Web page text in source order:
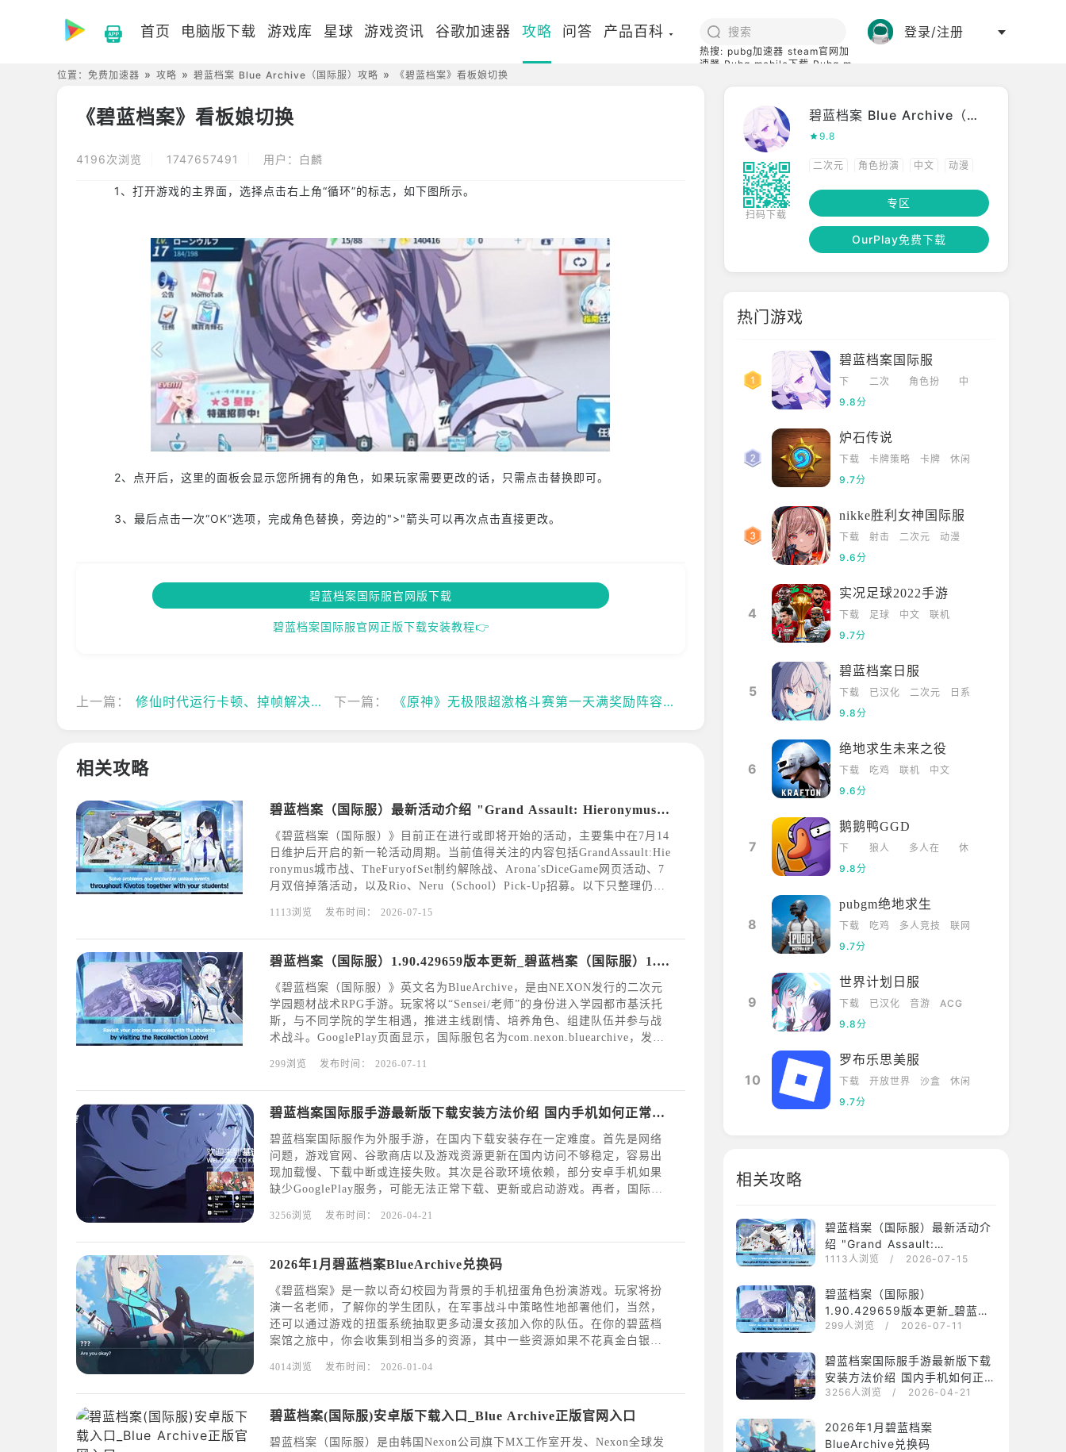
首页 电脑版下载 游戏库 星球 游戏资讯 谷歌加速器 攻略 问答 产品百科
热搜: pubg加速器 steam官网加
速器 Pubg mobile下载 Pubg m
登录/注册
位置： 免费加速器 攻略 碧蓝档案 Blue Archive（国际服）攻略 《碧蓝档案》看板娘切换
《碧蓝档案》看板娘切换
4196次浏览 1747657491 用户：白麟
1、打开游戏的主界面，选择点击右上角“循环”的标志，如下图所示。
2、点开后，这里的面板会显示您所拥有的角色，如果玩家需要更改的话，只需点击替换即可。
3、最后点击一次“OK”选项，完成角色替换，旁边的">"箭头可以再次点击直接更改。
碧蓝档案国际服官网版下载
碧蓝档案国际服官网正版下载安装教程👉
上一篇： 修仙时代运行卡顿、掉帧解决方法 下一篇： 《原神》无极限超激格斗赛第一天满奖励阵容推荐
相关攻略
碧蓝档案（国际服）最新活动介绍 "Grand Assault: Hieronymus 城市战"
《碧蓝档案（国际服）》目前正在进行或即将开始的活动，主要集中在7月14
日维护后开启的新一轮活动周期。当前值得关注的内容包括GrandAssault:Hie
ronymus城市战、TheFuryofSet制约解除战、Arona’sDiceGame网页活动、7
月双倍掉落活动，以及Rio、Neru（School）Pick-Up招募。以下只整理仍在
1113浏览 发布时间： 2026-07-15
碧蓝档案（国际服）1.90.429659版本更新_碧蓝档案（国际服）1.90.429659最新版下载安装
《碧蓝档案（国际服）》英文名为BlueArchive，是由NEXON发行的二次元
学园题材战术RPG手游。玩家将以“Sensei/老师”的身份进入学园都市基沃托
斯，与不同学院的学生相遇，推进主线剧情、培养角色、组建队伍并参与战
术战斗。GooglePlay页面显示，国际服包名为com.nexon.bluearchive，发行
299浏览 发布时间： 2026-07-11
碧蓝档案国际服手游最新版下载安装方法价绍 国内手机如何正常运行碧蓝档案国际服？
碧蓝档案国际服作为外服手游，在国内下载安装存在一定难度。首先是网络
问题，游戏官网、谷歌商店以及游戏资源更新在国内访问不够稳定，容易出
现加载慢、下载中断或连接失败。其次是谷歌环境依赖，部分安卓手机如果
缺少GooglePlay服务，可能无法正常下载、更新或启动游戏。再者，国际服
或安装后闪退等情况。如果选择APK手动安装，还需要开启未知来
3256浏览 发布时间： 2026-04-21
2026年1月碧蓝档案BlueArchive兑换码
《碧蓝档案》是一款以奇幻校园为背景的手机扭蛋角色扮演游戏。玩家将扮
演一名老师，了解你的学生团队，在军事战斗中策略性地部署他们，当然，
还可以通过游戏的扭蛋系统抽取更多动漫女孩加入你的队伍。在你的碧蓝档
案馆之旅中，你会收集到相当多的资源，其中一些资源如果不花真金白银，
物品（包括神器选择盒和辉石）。游戏开发团队通常会在Twitter/X上
4014浏览 发布时间： 2026-01-04
碧蓝档案(国际服)安卓版下载入口_Blue Archive正版官网入口
碧蓝档案（国际服）是由韩国Nexon公司旗下MX工作室开发、Nexon全球发
扫码下载
碧蓝档案 Blue Archive（国际服）
9.8
二次元 角色扮演 中文 动漫
日系 多人竞技
专区
OurPlay免费下载
热门游戏
碧蓝档案国际服
下
载
二次
角色扮
中
9.8分
炉石传说
下载 卡牌策略 卡牌
休闲
9.7分
nikke胜利女神国际服
下载 射击 二次元
动漫
9.6分
4
实况足球2022手游
下载 足球 中文
联机
9.7分
5
碧蓝档案日服
下载 已汉化 二次元
日系
9.8分
6
绝地求生未来之役
下载 吃鸡 联机
中文
9.6分
7
鹅鹅鸭GGD
下
载
狼人
多人在
休
9.8分
8
pubgm绝地求生
下载 吃鸡 多人竞技
联网
9.7分
9
世界计划日服
下载 已汉化 音游
ACG
9.8分
10
罗布乐思美服
下载 开放世界 沙盒
休闲
9.7分
相关攻略
碧蓝档案（国际服）最新活动介
绍 "Grand Assault:
Hieronymus 城市战"
1113人浏览 / 2026-07-15
碧蓝档案（国际服）
1.90.429659版本更新_碧蓝档
案（国际服）1.90.429659最新
299人浏览 / 2026-07-11
碧蓝档案国际服手游最新版下载
安装方法价绍 国内手机如何正常
运行碧蓝档案国际服？
3256人浏览 / 2026-04-21
2026年1月碧蓝档案
BlueArchive兑换码